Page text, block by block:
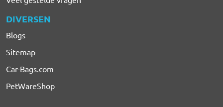
DIVERSEN
Blogs
Sitemap
Car-Bags.com
PetWareShop